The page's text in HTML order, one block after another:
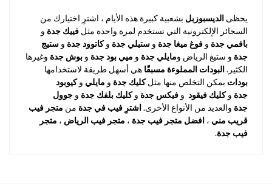
يحظى الديسبوزبل بشعبية كبيرة هذه الأيام ، اشترِ اختيارك من
السجائر الإلكترونية التي تستخدم لمرة واحدة مثل فييك جدة و
بافمي جدة و فوغ ميغا جدة و ستيلي جدة وكاتوود جدة و ستيج
جدة و ستيغ الرياض ومايلي جدة و ميي بود جدة و بوش جدة وغيرها
الكثير.البودات المملوءة مسبقًا هي أسهل طريقة لاستخدامها
بودات يمكن التخلص منها مثلكليك جدة و مايلي وكيوبود
جدة وكليك فيقود و فيكس جدة وكليك بلفك جدة و جوول
جدة والعديد من الأنواع الأخرى.اشترِ فيب في جدة من متجر فيب
قريب مني ، افضل متجر فيب جدة ، متجر فيب الرياض ، متجر
فيب جدة.